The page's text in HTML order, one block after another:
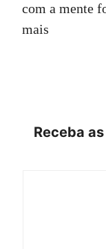
com a mente
mais
Receba